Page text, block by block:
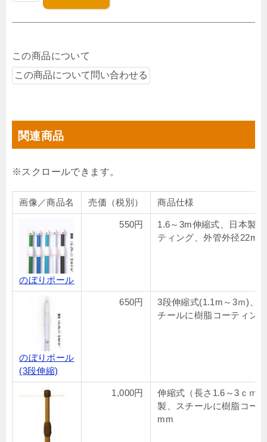
この商品について
関連商品
画像／商品名 売価（税別） 商品仕様
のぼりポール
550円
1.6～3m伸縮式、日本製
ティング、外管外径22mm
のぼりポール
(3段伸縮)
650円
3段伸縮式(1.1m～3ｍ)、
チールに樹脂コーティン
1,000円
伸縮式（長さ1.6～3ｃｍ
製、スチールに樹脂コー
mm